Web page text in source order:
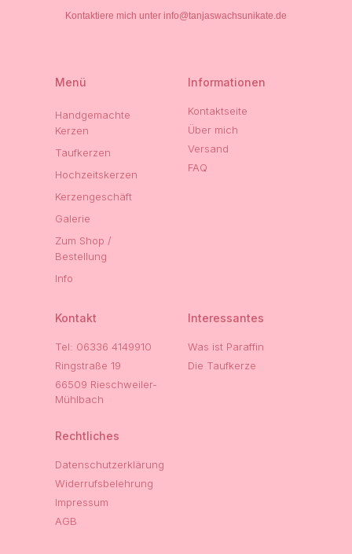
Kontaktiere mich unter info@tanjaswachsunikate.de
Menü
Handgemachte
Kerzen
Taufkerzen
Hochzeitskerzen
Kerzengeschäft
Galerie
Zum Shop /
Bestellung
Info
Informationen
Kontaktseite
Über mich
Versand
FAQ
Kontakt
Tel: 06336 4149910
Ringstraße 19
66509 Rieschweiler-
Mühlbach
Interessantes
Was ist Paraffin
Die Taufkerze
Rechtliches
Datenschutzerklärung
Widerrufsbelehrung
Impressum
AGB